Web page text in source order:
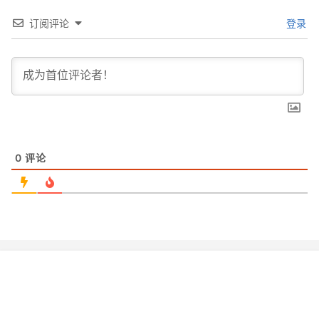
订阅评论 登录
0 评论